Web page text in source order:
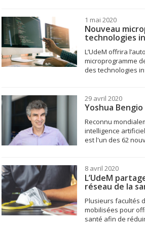
1 mai 2020
Nouveau
technologies
L’UdeM offrira
microprogramme
des technologies
29 avril 2020
Yoshua
Reconnu
intelligence
est l'un des 62
8 avril 2020
L’UdeM
réseau de la
Plusieurs facultés
mobilisées pour
santé afin de